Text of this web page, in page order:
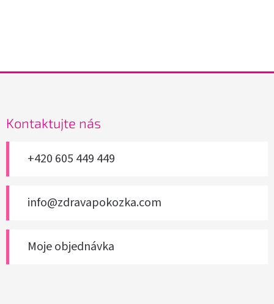
Kontaktujte nás
+420 605 449 449
info@zdravapokozka.com
Moje objednávka